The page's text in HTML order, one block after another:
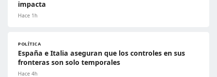
impacta
Hace 1h
POLÍTICA
España e Italia aseguran que los controles en sus
fronteras son solo temporales
Hace 4h